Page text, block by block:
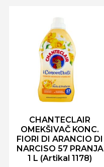
CHANTECLAIR
OMEKŠIVAČ KONC.
FIORI DI ARANCIO DI
NARCISO 57 PRANJA
1 L (Artikal 1178)